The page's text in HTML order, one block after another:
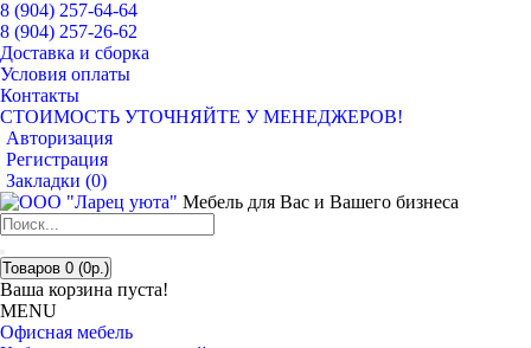
8 (904) 257-64-64
8 (904) 257-26-62
Доставка и сборка
Условия оплаты
Контакты
СТОИМОСТЬ УТОЧНЯЙТЕ У МЕНЕДЖЕРОВ!
Авторизация
Регистрация
Закладки (0)
Мебель для Вас и Вашего бизнеса
Товаров 0 (0р.)
Ваша корзина пуста!
MENU
Офисная мебель